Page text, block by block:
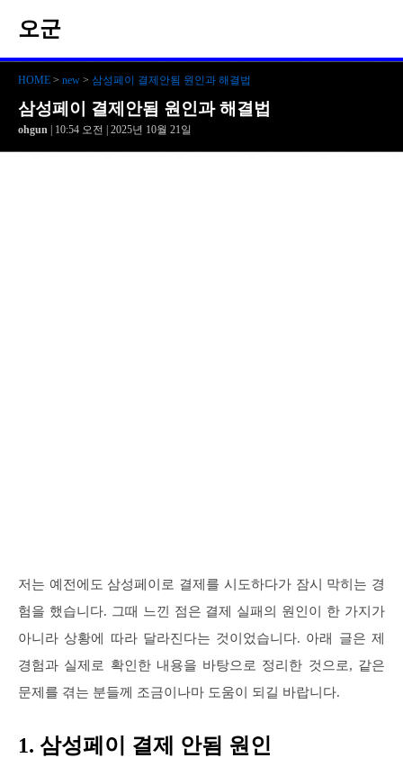
오군
HOME > new > 삼성페이 결제안됨 원인과 해결법
삼성페이 결제안됨 원인과 해결법
ohgun | 10:54 오전 | 2025년 10월 21일
저는 예전에도 삼성페이로 결제를 시도하다가 잠시 막히는 경
험을 했습니다. 그때 느낀 점은 결제 실패의 원인이 한 가지가
아니라 상황에 따라 달라진다는 것이었습니다. 아래 글은 제
경험과 실제로 확인한 내용을 바탕으로 정리한 것으로, 같은
문제를 겪는 분들께 조금이나마 도움이 되길 바랍니다.
1. 삼성페이 결제 안됨 원인